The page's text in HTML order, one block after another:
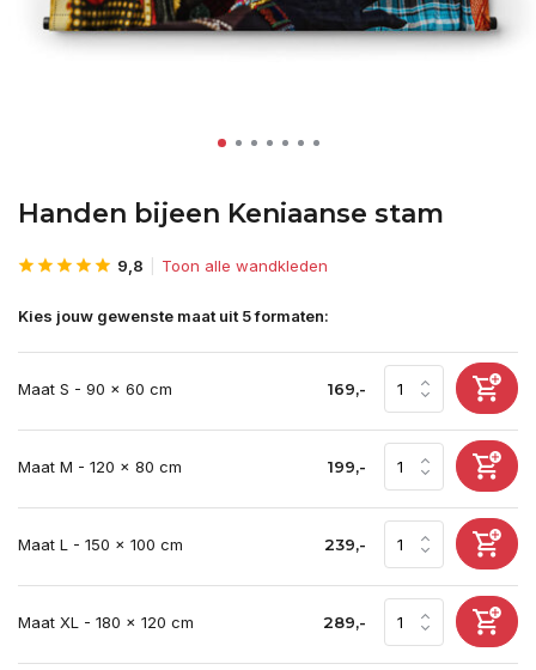
Handen bijeen Keniaanse stam
9,8 Toon alle wandkleden
Kies jouw gewenste maat uit 5 formaten:
Maat S - 90 x 60 cm 169,-
Maat M - 120 x 80 cm 199,-
Maat L - 150 x 100 cm 239,-
Maat XL - 180 x 120 cm 289,-